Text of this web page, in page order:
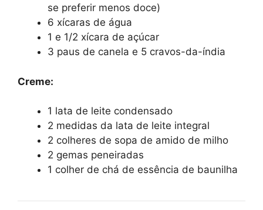
se preferir menos doce)
6 xícaras de água
1 e 1/2 xícara de açúcar
3 paus de canela e 5 cravos-da-índia
Creme:
1 lata de leite condensado
2 medidas da lata de leite integral
2 colheres de sopa de amido de milho
2 gemas peneiradas
1 colher de chá de essência de baunilha